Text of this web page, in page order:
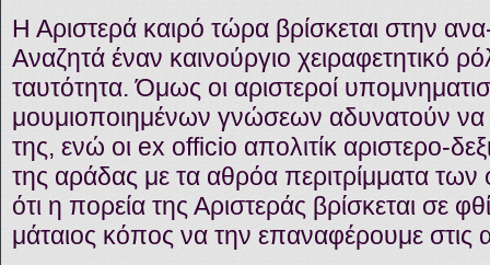
Η Αριστερά καιρό τώρα βρίσκεται στην
Αναζητά έναν καινούργιο χειραφετητικό
ταυτότητα. Όμως οι αριστεροί
μουμιοποιημένων γνώσεων αδυνατούν
της, ενώ οι ex officio απολιτίκ αριστερο-
της αράδας με τα αθρόα περιτρίμματα
ότι η πορεία της Αριστεράς βρίσκεται σε
μάταιος κόπος να την επαναφέρουμε στις